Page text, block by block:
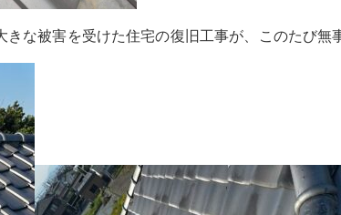
な被害を受けた住宅の復旧工事が、このたび無